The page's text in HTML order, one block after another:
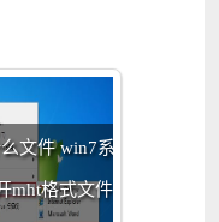
文件 win7系
mht格式文件